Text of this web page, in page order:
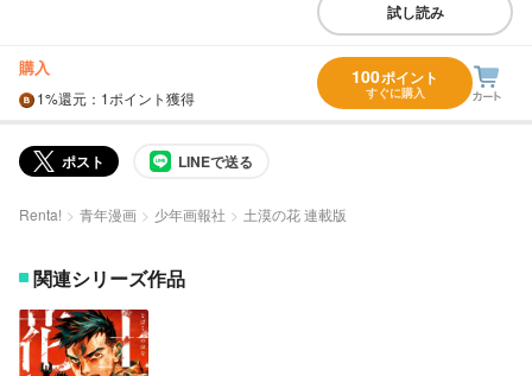
試し読み
購入
1%還元 ：1ポイント獲得
100ポイント
すぐに購入
ポスト LINEで送る
Renta! 青年漫画 少年画報社 土漠の花 連載版
関連シリーズ作品